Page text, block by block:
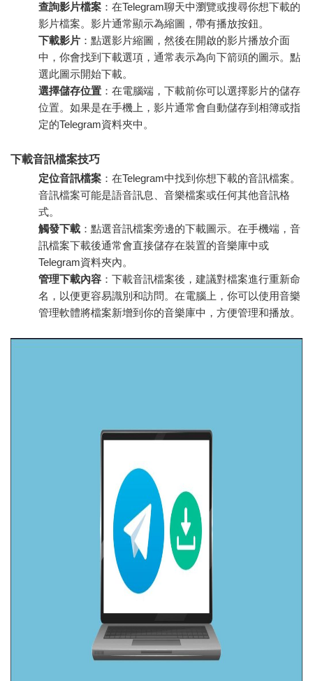
查詢影片檔案 ：在Telegram聊天中瀏覽或搜尋你想下載的
影片檔案。影片通常顯示為縮圖，帶有播放按鈕。
下載影片 ：點選影片縮圖，然後在開啟的影片播放介面
中，你會找到下載選項，通常表示為向下箭頭的圖示。點
選此圖示開始下載。
選擇儲存位置 ：在電腦端，下載前你可以選擇影片的儲存
位置。如果是在手機上，影片通常會自動儲存到相簿或指
定的Telegram資料夾中。
下載音訊檔案技巧
定位音訊檔案 ：在Telegram中找到你想下載的音訊檔案。
音訊檔案可能是語音訊息、音樂檔案或任何其他音訊格
式。
觸發下載 ：點選音訊檔案旁邊的下載圖示。在手機端，音
訊檔案下載後通常會直接儲存在裝置的音樂庫中或
Telegram資料夾內。
管理下載內容 ：下載音訊檔案後，建議對檔案進行重新命
名，以便更容易識別和訪問。在電腦上，你可以使用音樂
管理軟體將檔案新增到你的音樂庫中，方便管理和播放。